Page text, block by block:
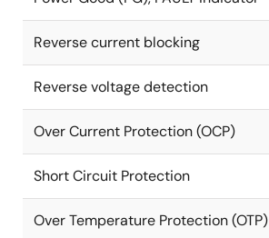
Reverse current blocking
Reverse voltage detection
Over Current Protection (OCP)
Short Circuit Protection
Over Temperature Protection (OTP)